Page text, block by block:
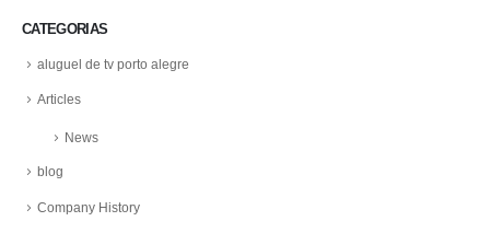
CATEGORIAS
aluguel de tv porto alegre
Articles
News
blog
Company History